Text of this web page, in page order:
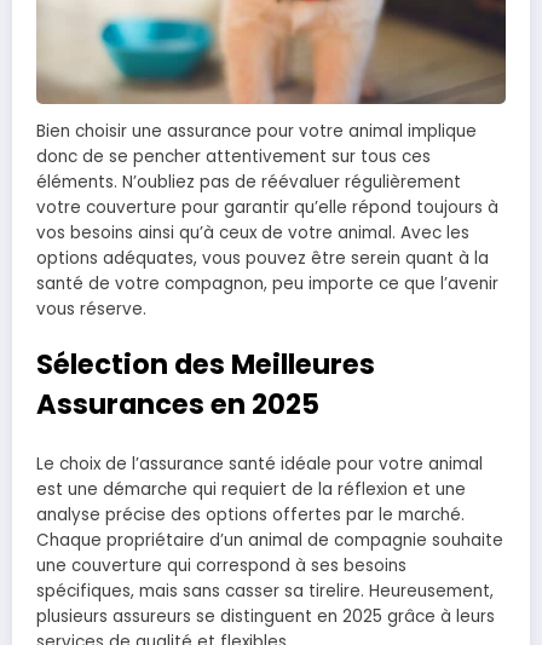
Bien choisir une assurance pour votre animal implique
donc de se pencher attentivement sur tous ces
éléments. N’oubliez pas de réévaluer régulièrement
votre couverture pour garantir qu’elle répond toujours à
vos besoins ainsi qu’à ceux de votre animal. Avec les
options adéquates, vous pouvez être serein quant à la
santé de votre compagnon, peu importe ce que l’avenir
vous réserve.
Sélection des Meilleures
Assurances en 2025
Le choix de l’assurance santé idéale pour votre animal
est une démarche qui requiert de la réflexion et une
analyse précise des options offertes par le marché.
Chaque propriétaire d’un animal de compagnie souhaite
une couverture qui correspond à ses besoins
spécifiques, mais sans casser sa tirelire. Heureusement,
plusieurs assureurs se distinguent en 2025 grâce à leurs